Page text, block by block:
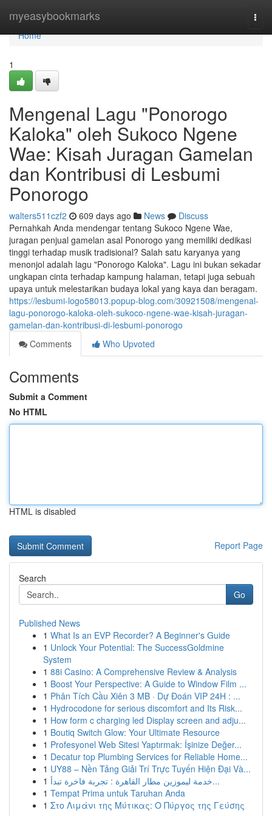
myeasybookmarks
Home
Home
1
Mengenal Lagu "Ponorogo
Kaloka" oleh Sukoco Ngene
Wae: Kisah Juragan Gamelan
dan Kontribusi di Lesbumi
Ponorogo
walters511czf2 609 days ago News
Discuss
Pernahkah Anda mendengar tentang Sukoco Ngene Wae,
juragan penjual gamelan asal Ponorogo yang memiliki dedikasi
tinggi terhadap musik tradisional? Salah satu karyanya yang
menonjol adalah lagu "Ponorogo Kaloka". Lagu ini bukan sekadar
ungkapan cinta terhadap kampung halaman, tetapi juga sebuah
upaya untuk melestarikan budaya lokal yang kaya dan beragam.
https://lesbumi-logo58013.popup-blog.com/30921508/mengenal-
lagu-ponorogo-kaloka-oleh-sukoco-ngene-wae-kisah-juragan-
gamelan-dan-kontribusi-di-lesbumi-ponorogo
Comments
Who Upvoted
Comments
Submit a Comment
No HTML
HTML is disabled
Report Page
Search
Go
Published News
1 What Is an EVP Recorder? A Beginner's Guide
1 Unlock Your Potential: The SuccessGoldmine
System
1 88i Casino: A Comprehensive Review & Analysis
1 Boost Your Perspective: A Guide to Window Film ...
1 Phân Tích Cầu Xiên 3 MB · Dự Đoán VIP 24H : ...
1 Hydrocodone for serious discomfort and Its Risk...
1 How form c charging led Display screen and adju...
1 Boutiq Switch Glow: Your Ultimate Resource
1 Profesyonel Web Sitesi Yaptırmak: İşinize Değer...
1 Decatur top Plumbing Services for Reliable Home...
1 UY88 – Nền Tảng Giải Trí Trực Tuyến Hiện Đại Và...
1
خدمة ليموزين مطار القاهرة : تجربة فاخرة تبدأ...
1 Tempat Prima untuk Taruhan Anda
1 Στο Λιμάνι της Μύτικας: Ο Πύργος της Γεύσης